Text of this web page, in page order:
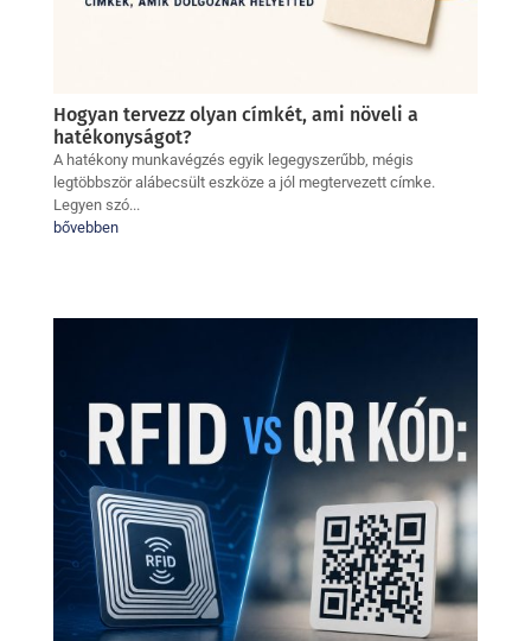
Hogyan tervezz olyan címkét, ami növeli a
hatékonyságot?
A hatékony munkavégzés egyik legegyszerűbb, mégis
legtöbbször alábecsült eszköze a jól megtervezett címke.
Legyen szó...
bővebben